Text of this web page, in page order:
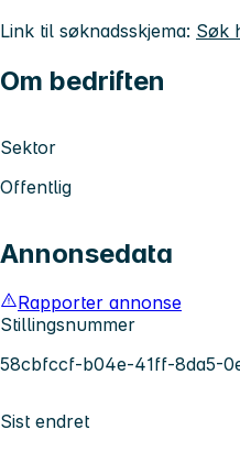
Link til søknadsskjema: Søk
Om bedriften
Sektor
Offentlig
Annonsedata
Rapporter annonse
Stillingsnummer
58cbfccf-b04e-41ff-8da5-
Sist endret